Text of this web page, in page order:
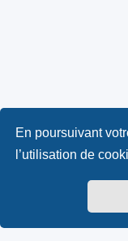
En poursuivant
l’utilisation de